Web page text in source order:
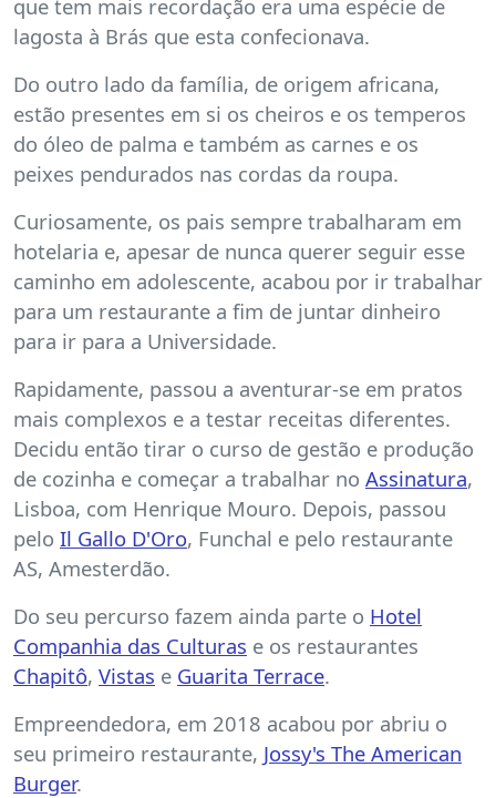
que tem mais recordação era uma espécie de
lagosta à Brás que esta confecionava.
Do outro lado da família, de origem africana,
estão presentes em si os cheiros e os temperos
do óleo de palma e também as carnes e os
peixes pendurados nas cordas da roupa.
Curiosamente, os pais sempre trabalharam em
hotelaria e, apesar de nunca querer seguir esse
caminho em adolescente, acabou por ir trabalhar
para um restaurante a fim de juntar dinheiro
para ir para a Universidade.
Rapidamente, passou a aventurar-se em pratos
mais complexos e a testar receitas diferentes.
Decidu então tirar o curso de gestão e produção
de cozinha e começar a trabalhar no Assinatura,
Lisboa, com Henrique Mouro. Depois, passou
pelo Il Gallo D'Oro, Funchal e pelo restaurante
AS, Amesterdão.
Do seu percurso fazem ainda parte o Hotel
Companhia das Culturas e os restaurantes
Chapitô, Vistas e Guarita Terrace.
Empreendedora, em 2018 acabou por abriu o
seu primeiro restaurante, Jossy's The American
Burger.